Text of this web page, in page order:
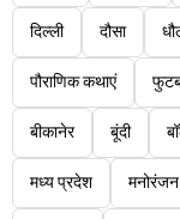
दिल्ली दौसा
पौराणिक कथाएं
बीकानेर बूंदी
मध्य प्रदेश मनोरंजन